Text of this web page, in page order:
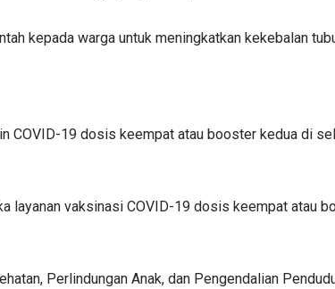
kepada warga untuk meningkatkan kekebalan
COVID-19 dosis keempat atau booster kedua di
vaksinasi COVID-19 dosis keempat atau
Perlindungan Anak, dan Pengendalian